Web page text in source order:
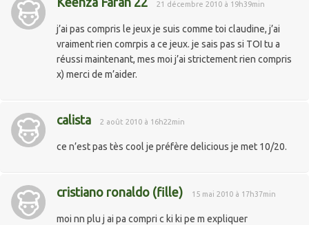
21 décembre 2010 à 19h39min
j’ai pas compris le jeux je suis comme toi claudine, j’ai
vraiment rien comrpis a ce jeux. je sais pas si TOI tu a
réussi maintenant, mes moi j’ai strictement rien compris
x) merci de m’aider.
calista 2 août 2010 à 16h22min
ce n’est pas tès cool je préfère delicious je met 10/20.
cristiano ronaldo (fille) 15 mai 2010 à 17h37min
moi nn plu j ai pa compri c ki ki pe m expliquer